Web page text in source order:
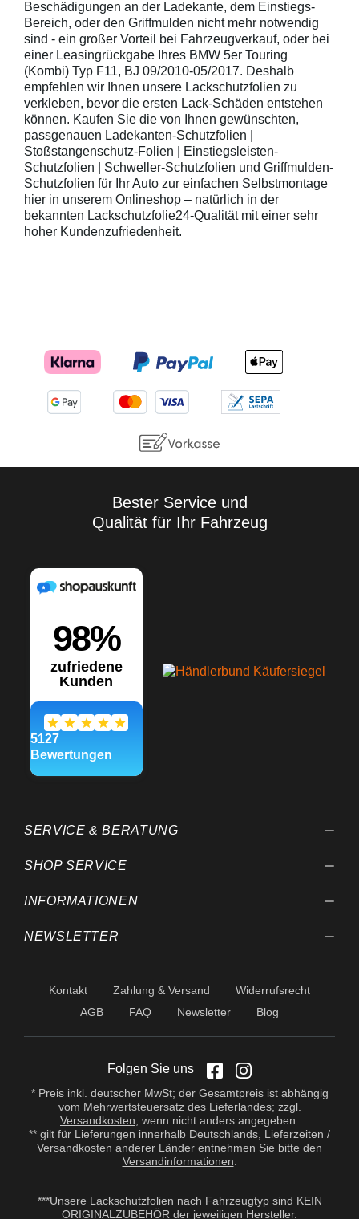
Beschädigungen an der Ladekante, dem Einstiegs-
Bereich, oder den Griffmulden nicht mehr notwendig
sind - ein großer Vorteil bei Fahrzeugverkauf, oder bei
einer Leasingrückgabe Ihres BMW 5er Touring
(Kombi) Typ F11, BJ 09/2010-05/2017. Deshalb
empfehlen wir Ihnen unsere Lackschutzfolien zu
verkleben, bevor die ersten Lack-Schäden entstehen
können. Kaufen Sie die von Ihnen gewünschten,
passgenauen Ladekanten-Schutzfolien |
Stoßstangenschutz-Folien | Einstiegsleisten-
Schutzfolien | Schweller-Schutzfolien und Griffmulden-
Schutzfolien für Ihr Auto zur einfachen Selbstmontage
hier in unserem Onlineshop – natürlich in der
bekannten Lackschutzfolie24-Qualität mit einer sehr
hoher Kundenzufriedenheit.
Bester Service und
Qualität für Ihr Fahrzeug
SERVICE & BERATUNG
SHOP SERVICE
INFORMATIONEN
NEWSLETTER
Kontakt Zahlung & Versand
Widerrufsrecht
AGB
FAQ Newsletter Blog
Folgen Sie uns
* Preis inkl. deutscher MwSt; der Gesamtpreis ist abhängig
vom Mehrwertsteuersatz des Lieferlandes; zzgl.
Versandkosten , wenn nicht anders angegeben.
** gilt für Lieferungen innerhalb Deutschlands, Lieferzeiten /
Versandkosten anderer Länder entnehmen Sie bitte den
Versandinformationen
***Unsere Lackschutzfolien nach Fahrzeugtyp sind KEIN
ORIGINALZUBEHÖR der jeweiligen Hersteller.